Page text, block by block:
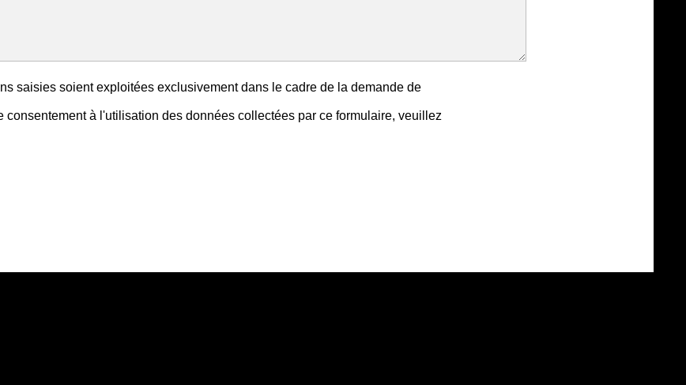
saisies soient exploitées exclusivement dans le cadre de la demande de
consentement à l'utilisation des données collectées par ce formulaire, veuillez